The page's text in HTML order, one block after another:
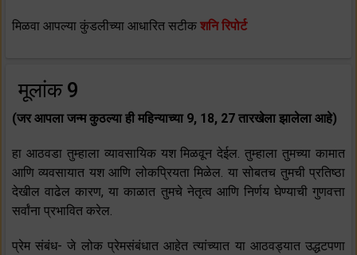
मिळवा आपल्या कुंडलीच्या आधारित सटीक शनि रिपोर्ट
मूलांक 9
(जर आपला जन्म कुठल्या ही महिन्याच्या 9, 18, 27 तारखेला झालेला आहे)
हा आठवडा तुम्हाला व्यावसायिक यश मिळवून देईल. तुम्हाला तुमच्या कामात
आणि व्यवसायात यश आणि लोकप्रियता मिळेल. या सोबतच तुमची प्रतिष्ठा
देखील वाढेल कारण, या काळात तुमचे नेतृत्व आणि निर्णय घेण्याची गुणवत्ता
सर्वांना प्रभावित करेल.
प्रेम संबंध- जे लोक प्रेमसंबंधात आहेत त्यांच्यात या आठवड्यात उद्धटपणा